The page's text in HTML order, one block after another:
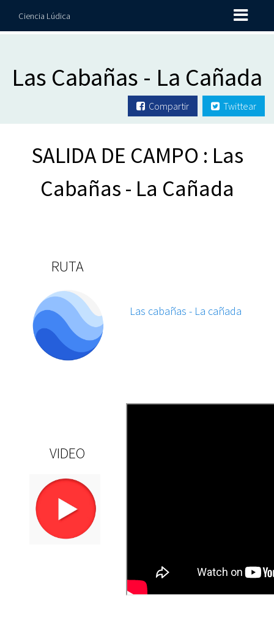
Ciencia Lúdica
Las Cabañas - La Cañada
Compartir Twittear
SALIDA DE CAMPO : Las
Cabañas - La Cañada
RUTA
Las cabañas - La cañada
VIDEO